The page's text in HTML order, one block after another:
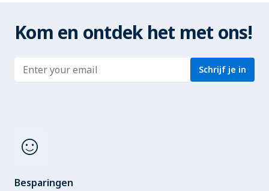
Kom en ontdek het met ons!
Enter address Schrijf je in
sentiment_satisfied
Besparingen